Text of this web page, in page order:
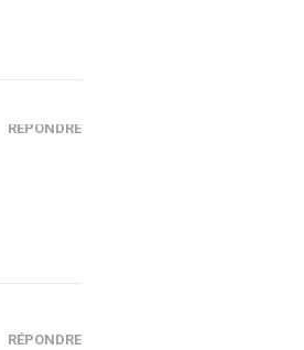
RÉPONDRE
RÉPONDRE